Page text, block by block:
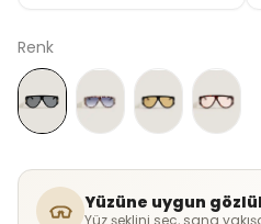
Renk
Yüzüne uygun
Yüz şeklini seç, sana